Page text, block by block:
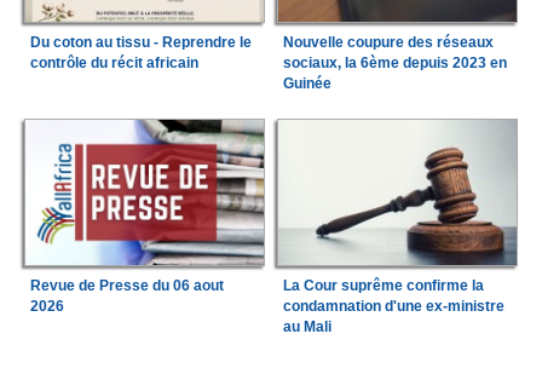
Du coton au tissu - Reprendre le
contrôle du récit africain
Nouvelle coupure des réseaux
sociaux, la 6ème depuis 2023 en
Guinée
Revue de Presse du 06 aout
2026
La Cour suprême confirme la
condamnation d'une ex-ministre
au Mali